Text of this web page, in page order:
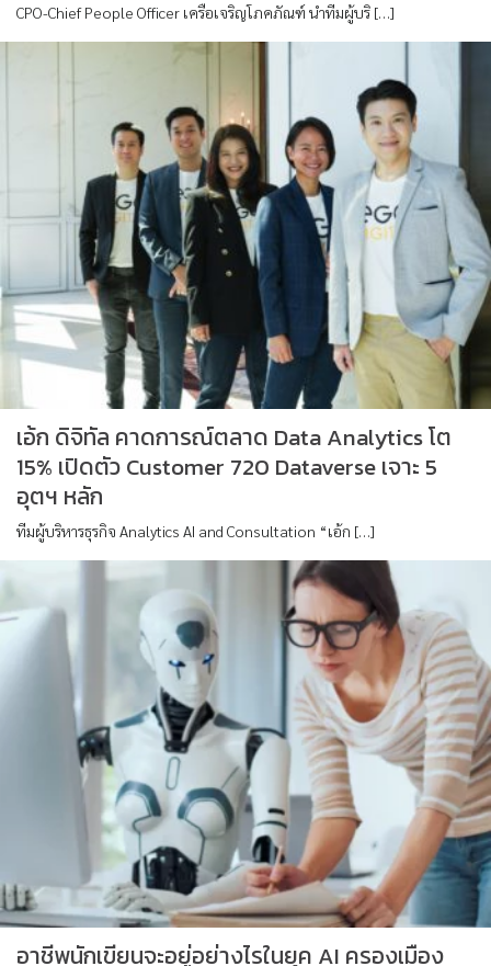
CPO-Chief People Officer เครือเจริญโภคภัณฑ์ นำทีมผู้บริ […]
เอ้ก ดิจิทัล คาดการณ์ตลาด Data Analytics โต
15% เปิดตัว Customer 720 Dataverse เจาะ 5
อุตฯ หลัก
ทีมผู้บริหารธุรกิจ Analytics AI and Consultation “เอ้ก […]
อาชีพนักเขียนจะอยู่อย่างไรในยุค AI ครองเมือง